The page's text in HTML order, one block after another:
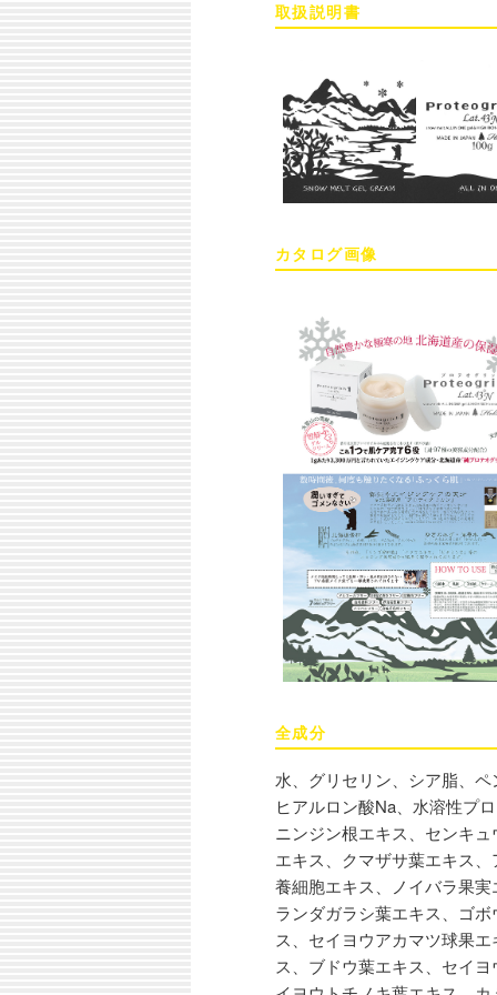
取扱説明書
カタログ画像
全成分
水、グリセリン、シア脂、
ヒアルロン酸Na、水溶性プ
ニンジン根エキス、センキ
エキス、クマザサ葉エキス
養細胞エキス、ノイバラ果
ランダガラシ葉エキス、ゴ
ス、セイヨウアカマツ球果
ス、ブドウ葉エキス、セイ